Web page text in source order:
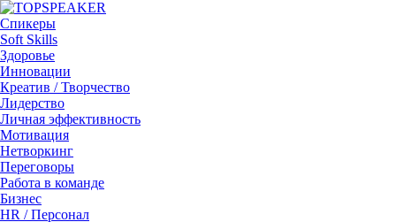
Спикеры
Soft Skills
Здоровье
Инновации
Креатив / Творчество
Лидерство
Личная эффективность
Мотивация
Нетворкинг
Переговоры
Работа в команде
Бизнес
HR / Персонал